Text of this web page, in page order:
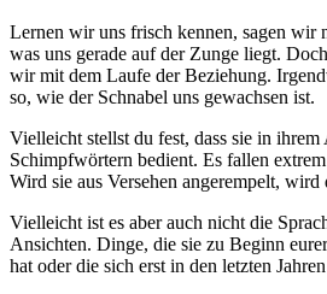
Lernen wir uns frisch kennen, sagen wir
was uns gerade auf der Zunge liegt.
wir mit dem Laufe der Beziehung.
so, wie der Schnabel uns gewachsen ist.
Vielleicht stellst du fest, dass sie in
Schimpfwörtern bedient. Es fallen
Wird sie aus Versehen angerempelt,
Vielleicht ist es aber auch nicht die
Ansichten. Dinge, die sie zu Beginn
hat oder die sich erst in den letzten